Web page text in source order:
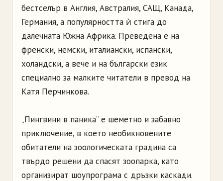
бестселър в Англия, Австралия, САЩ, Канада,
Германия, а популярността ѝ стига до
далечната Южна Африка. Преведена е на
френски, немски, италиански, испански,
холандски, а вече и на български език
специално за малките читатели в превод на
Катя Перчинкова.
„Пингвини в паника“ е шеметно и забавно
приключение, в което необикновените
обитатели на зоологическата градина са
твърдо решени да спасят зоопарка, като
организират шоупрограма с дръзки каскади.